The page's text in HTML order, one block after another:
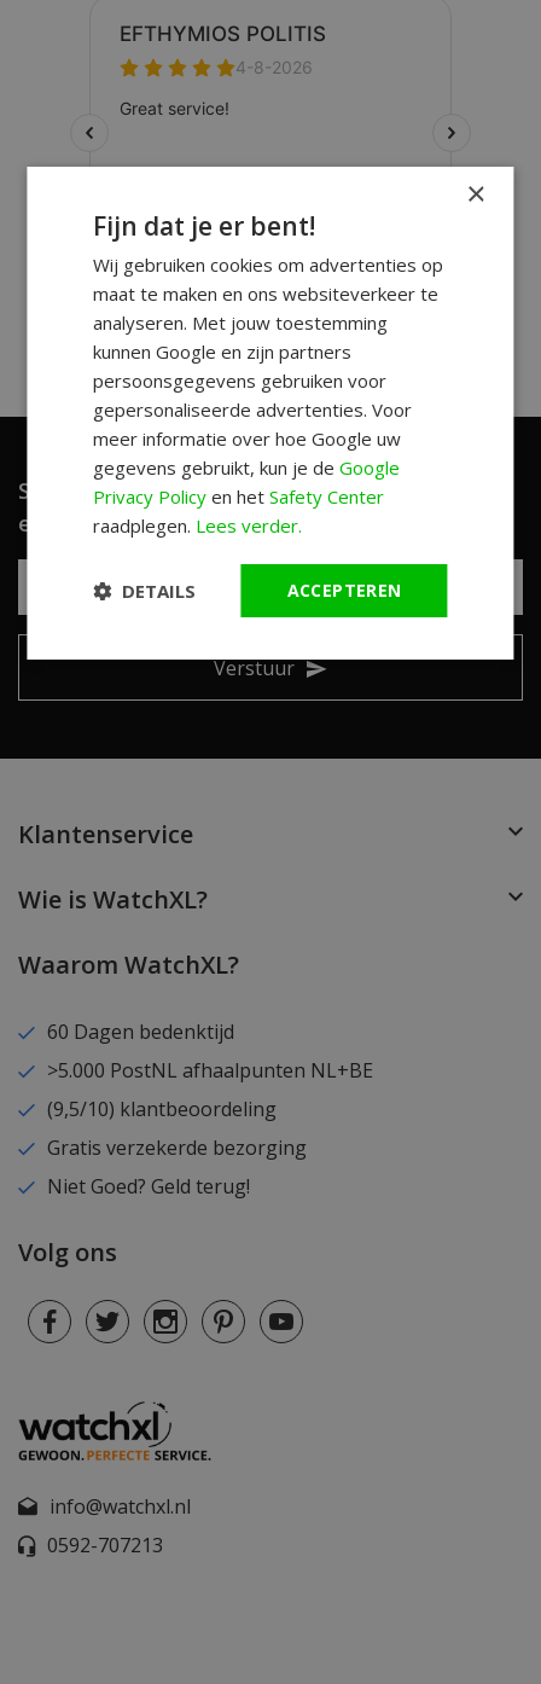
Schrijf je in en ontvang unieke aanbiedingen
en leuke tips!
Verstuur
Klantenservice
Wie is WatchXL?
Waarom WatchXL?
60 Dagen bedenktijd
>5.000 PostNL afhaalpunten NL+BE
(9,5/10) klantbeoordeling
Gratis verzekerde bezorging
Niet Goed? Geld terug!
Volg ons
info@watchxl.nl
0592-707213
×
Fijn dat je er bent!
Wij gebruiken cookies om advertenties op
maat te maken en ons websiteverkeer te
analyseren. Met jouw toestemming
kunnen Google en zijn partners
persoonsgegevens gebruiken voor
gepersonaliseerde advertenties. Voor
meer informatie over hoe Google uw
gegevens gebruikt, kun je deGoogle
Privacy Policy en hetSafety Center
raadplegen. Lees verder.
ACCEPTEREN
DETAILS